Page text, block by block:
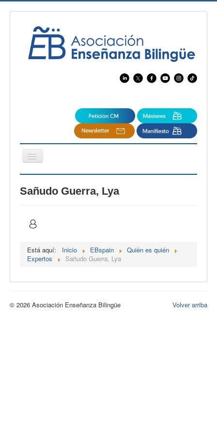
Cambiar
navegación
CertAcleB
Calidad
Artículos
Recursos
Sañudo Guerra, Lya
Está aquí: Inicio EBspain
Quién es quién
Expertos
Sañudo Guerra, Lya
Volver arriba
© 2026 Asociación Enseñanza Bilingüe